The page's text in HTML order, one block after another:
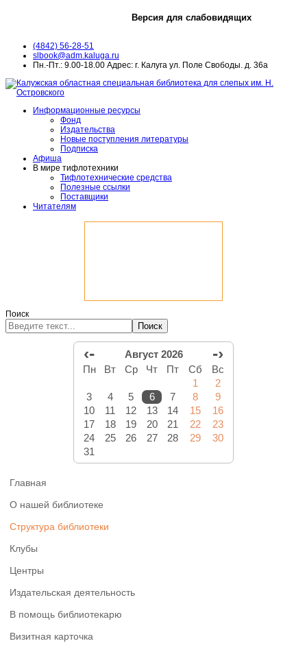
Версия для слабовидящих
(4842) 56-28-51
slbook@adm.kaluga.ru
Пн.-Пт.: 9.00-18.00 Адрес: г. Калуга ул. Поле Свободы. д. 36а
Информационные ресурсы
Фонд
Издательства
Новые поступления литературы
Подписка
Афиша
В мире тифлотехники
Тифлотехнические средства
Полезные ссылки
Поставщики
Читателям
Поиск
Поиск
‹- Август 2026 -›
Пн Вт Ср Чт Пт Сб
Вс
1
2
3
4 5 6 7 8
9
10
11 12 13 14 15
16
17
18 19 20 21 22
23
24
25 26 27 28 29
30
31
Главная
О нашей библиотеке
Структура библиотеки
Клубы
Центры
Издательская деятельность
В помощь библиотекарю
Визитная карточка